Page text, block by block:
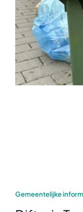
Over ons
Verkiezingen
Nieuws
Nuttige links
Over ons
Verkiezingen
Nieuws
Nuttige links
Gemeentelijke